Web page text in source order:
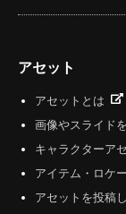
アセット
アセットとは
画像やスライド
キャラクターア
アイテム・ロケ
アセットを投稿